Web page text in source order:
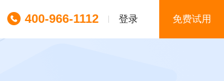
400-966-1112 登录 免费试用